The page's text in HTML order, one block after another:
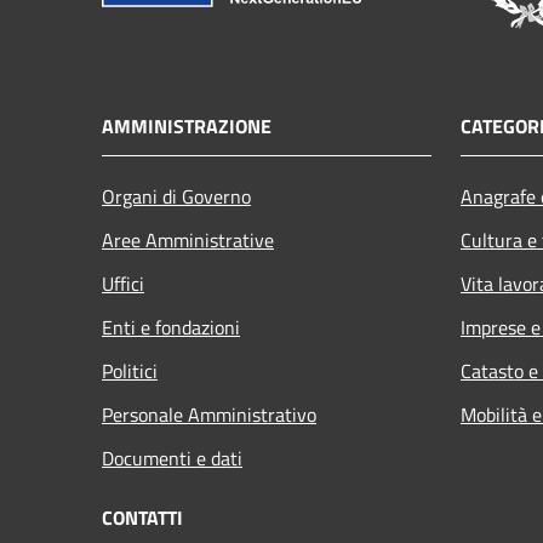
AMMINISTRAZIONE
Organi di Governo
Aree Amministrative
Uffici
Enti e fondazioni
Politici
Personale Amministrativo
Documenti e dati
Cultura
Vita
Imprese
Catasto
Mobilità
CONTATTI